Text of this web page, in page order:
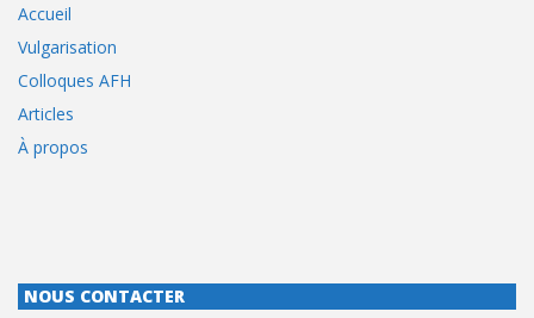
Accueil
Vulgarisation
Colloques AFH
Articles
À propos
NOUS CONTACTER